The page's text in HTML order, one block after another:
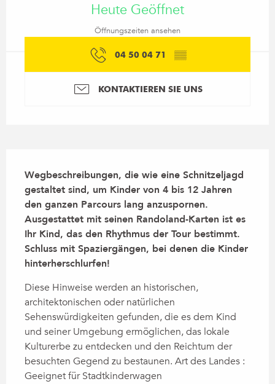
Heute Geöffnet
Öffnungszeiten ansehen
04 50 04 71 ▒▒
KONTAKTIEREN SIE UNS
Wegbeschreibungen, die wie eine Schnitzeljagd
gestaltet sind, um Kinder von 4 bis 12 Jahren
den ganzen Parcours lang anzuspornen.
Ausgestattet mit seinen Randoland-Karten ist es
Ihr Kind, das den Rhythmus der Tour bestimmt.
Schluss mit Spaziergängen, bei denen die Kinder
hinterherschlurfen!
Diese Hinweise werden an historischen,
architektonischen oder natürlichen
Sehenswürdigkeiten gefunden, die es dem Kind
und seiner Umgebung ermöglichen, das lokale
Kulturerbe zu entdecken und den Reichtum der
besuchten Gegend zu bestaunen. Art des Landes :
Geeignet für Stadtkinderwagen